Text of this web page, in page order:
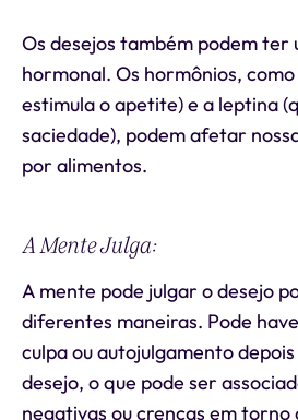
Os desejos também podem ter
hormonal. Os hormônios,
estimula o apetite) e a leptina
saciedade), podem afetar
por alimentos.
A Mente Julga:
A mente pode julgar o desejo
diferentes maneiras. Pode
culpa ou autojulgamento
desejo, o que pode ser
negativas ou crenças em torno